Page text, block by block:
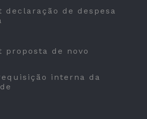
declaração de despesa
proposta de novo
interna da